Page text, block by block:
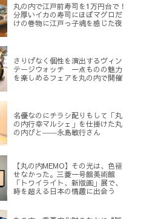
丸の内で江戸前寿司を1万円台で！
分厚いイカの寿司にほぼマグロだ
けの巻物に江戸っ子魂を感じた夜
さりげなく個性を演出するヴィン
テージウォッチ 一点ものの魅力
を楽しめるフェアを丸の内で開催
名優なのにチラシ配りもして「丸
の内行幸マルシェ」を仕掛けた丸
の内びと――永島敏行さん
【丸の内MEMO】その光は、色褪
せなかった。三菱一号館美術館
「トワイライト、新版画」展で、
時を超える日本の情趣に出会う